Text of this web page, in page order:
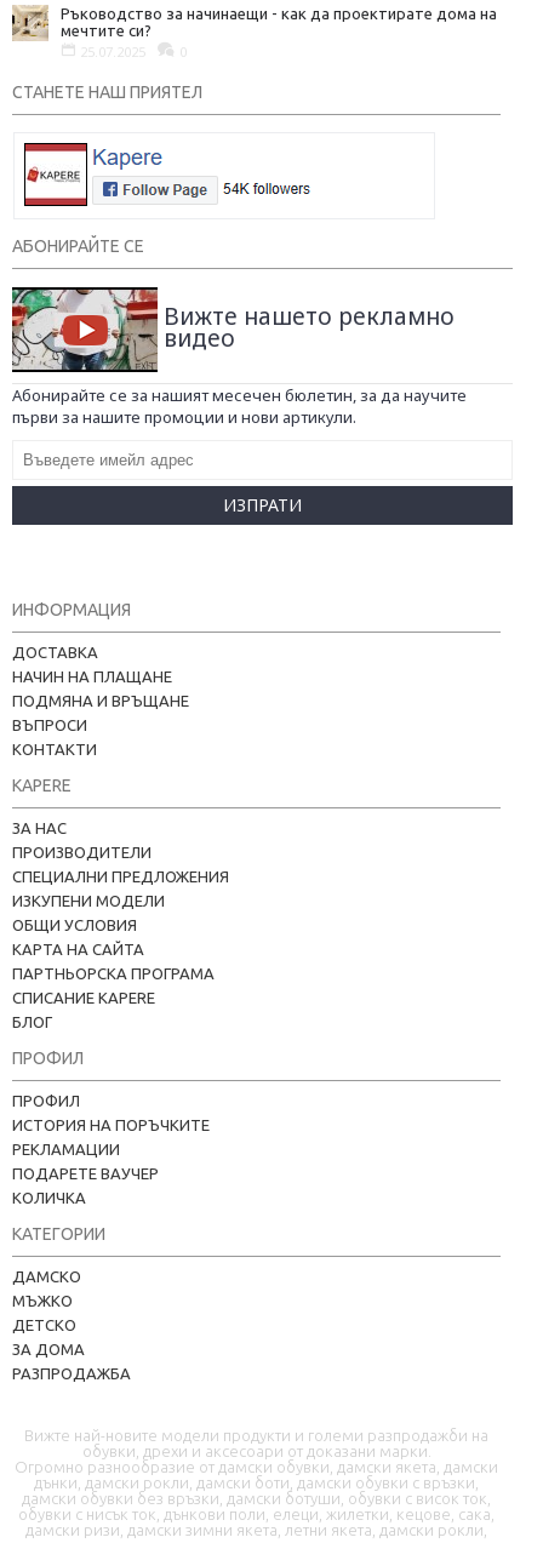
Ръководство за начинаещи - как да проектирате дома на
мечтите си?
25.07.2025 0
СТАНЕТЕ НАШ ПРИЯТЕЛ
АБОНИРАЙТЕ СЕ
Вижте нашето рекламно
видео
Абонирайте се за нашият месечен бюлетин, за да научите
първи за нашите промоции и нови артикули.
ИЗПРАТИ
ИНФОРМАЦИЯ
ДОСТАВКА
НАЧИН НА ПЛАЩАНЕ
ПОДМЯНА И ВРЪЩАНЕ
ВЪПРОСИ
КОНТАКТИ
KAPERE
ЗА НАС
ПРОИЗВОДИТЕЛИ
СПЕЦИАЛНИ ПРЕДЛОЖЕНИЯ
ИЗКУПЕНИ МОДЕЛИ
ОБЩИ УСЛОВИЯ
КАРТА НА САЙТА
ПАРТНЬОРСКА ПРОГРАМА
СПИСАНИЕ KAPERE
БЛОГ
ПРОФИЛ
ПРОФИЛ
ИСТОРИЯ НА ПОРЪЧКИТЕ
РЕКЛАМАЦИИ
ПОДАРЕТЕ ВАУЧЕР
КОЛИЧКА
КАТЕГОРИИ
ДАМСКО
МЪЖКО
ДЕТСКО
ЗА ДОМА
РАЗПРОДАЖБА
Вижте най-новите модели продукти и големи разпродажби на
обувки, дрехи и аксесоари от доказани марки.
Огромно разнообразие от дамски обувки, дамски якета, дамски
дънки, дамски рокли, дамски боти, дамски обувки с връзки,
дамски обувки без връзки, дамски ботуши, обувки с висок ток,
обувки с нисък ток, дънкови поли, елеци, жилетки, кецове, сака,
дамски ризи, дамски зимни якета, летни якета, дамски рокли,
Kapere.com
📦 Информация за доставка